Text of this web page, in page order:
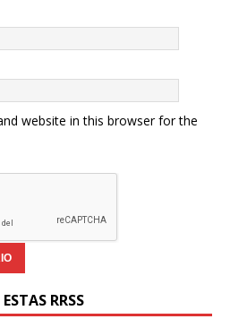
website in this browser for the
RRSS